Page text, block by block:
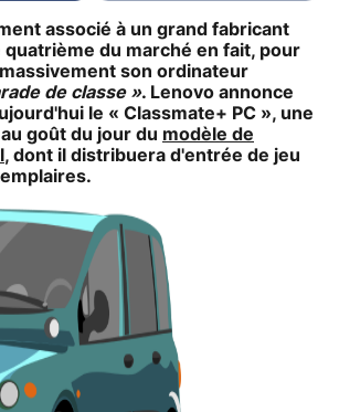
associé à un grand fabricant
du marché en fait, pour
son ordinateur
de classe ». Lenovo annonce
le « Classmate+ PC », une
goût du jour du modèle de
, dont il distribuera d'entrée de jeu